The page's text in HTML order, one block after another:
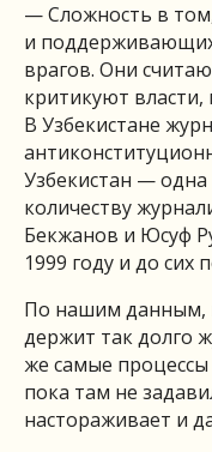
— Сложность в
и
врагов. Они
критикуют
В Узбекистане
Узбекистан —
количеству
Бекжанов и Юсуф
1999 году и до сих
По нашим данным,
держит так долго
же самые
пока там не
настораживает и